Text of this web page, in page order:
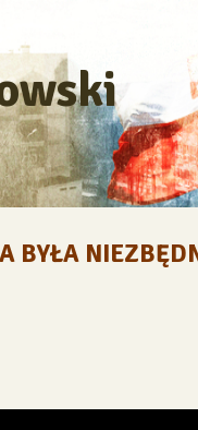
BYŁA